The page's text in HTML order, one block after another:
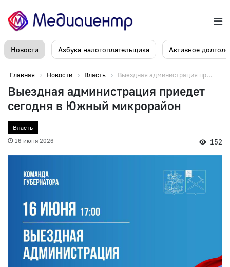
Новости Азбука налогоплательщика Активное
Главная Новости Власть Выездная администрация пр...
Выездная администрация приедет
сегодня в Южный микрорайон
Власть
16 июня 2026
152